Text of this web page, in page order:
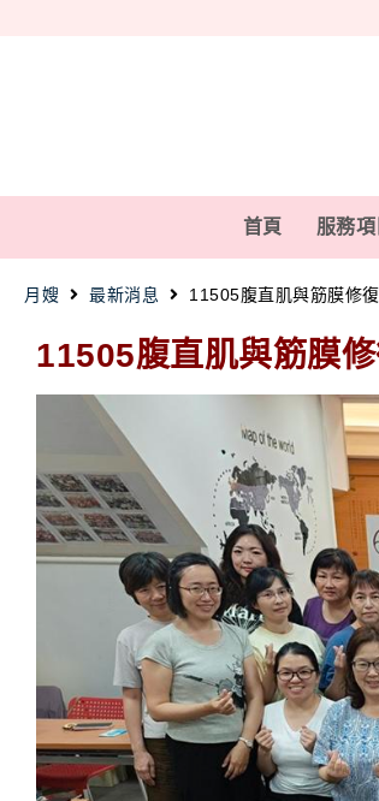
首頁 服務項
月嫂 最新消息 11505腹直肌與筋膜修
11505腹直肌與筋膜